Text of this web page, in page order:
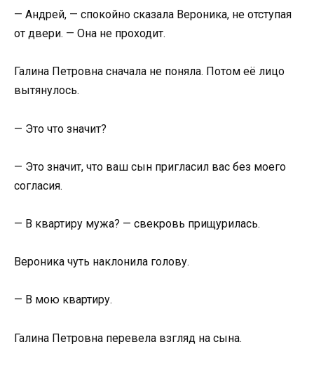
— Андрей, — спокойно сказала Вероника, не отступая
от двери. — Она не проходит.
Галина Петровна сначала не поняла. Потом её лицо
вытянулось.
— Это что значит?
— Это значит, что ваш сын пригласил вас без моего
согласия.
— В квартиру мужа? — свекровь прищурилась.
Вероника чуть наклонила голову.
— В мою квартиру.
Галина Петровна перевела взгляд на сына.